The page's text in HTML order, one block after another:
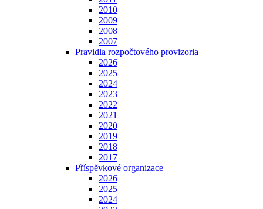
2010
2009
2008
2007
Pravidla rozpočtového provizoria
2026
2025
2024
2023
2022
2021
2020
2019
2018
2017
Příspěvkové organizace
2026
2025
2024